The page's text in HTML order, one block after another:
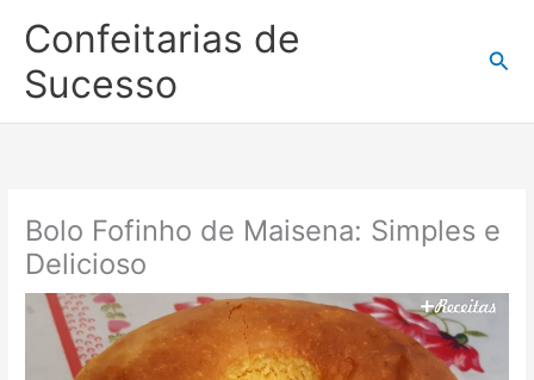
para
conteúdo
Confeitarias de
Sucesso
Bolo Fofinho de Maisena: Simples e
Delicioso